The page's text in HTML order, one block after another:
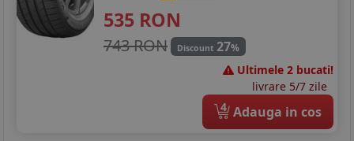
535 RON
743 RON Discount 27%
Ultimele 2 bucati!
livrare 5/7 zile
4 Adauga in cos